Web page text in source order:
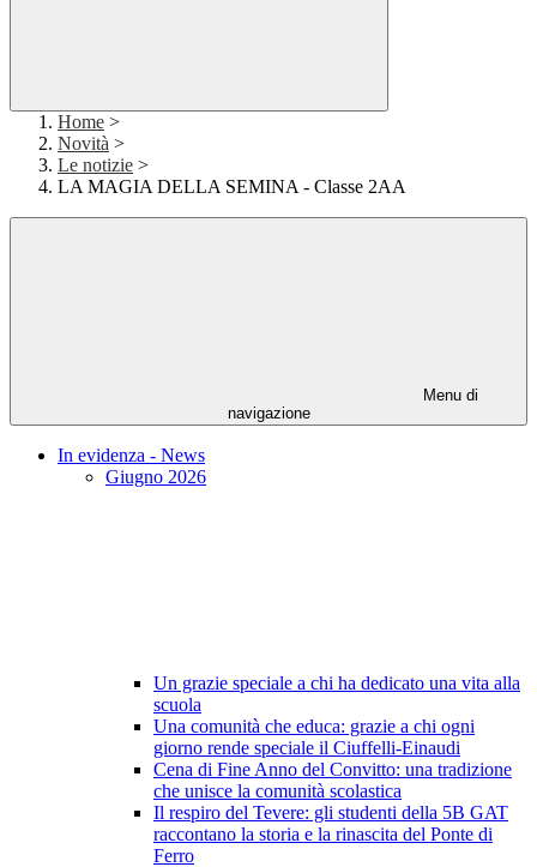
Home >
Novità >
Le notizie >
LA MAGIA DELLA SEMINA - Classe 2AA
Menu di
navigazione
In evidenza - News
Giugno 2026
Un grazie speciale a chi ha dedicato una vita alla
scuola
Una comunità che educa: grazie a chi ogni
giorno rende speciale il Ciuffelli-Einaudi
Cena di Fine Anno del Convitto: una tradizione
che unisce la comunità scolastica
Il respiro del Tevere: gli studenti della 5B GAT
raccontano la storia e la rinascita del Ponte di
Ferro